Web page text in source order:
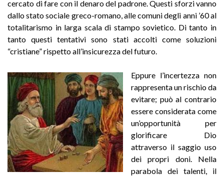
cercato di fare con il denaro del padrone. Questi sforzi vanno
dallo stato sociale greco-romano, alle comuni degli anni ’60 al
totalitarismo in larga scala di stampo sovietico. Di tanto in
tanto questi tentativi sono stati accolti come soluzioni
“cristiane” rispetto all’insicurezza del futuro.
Eppure l’incertezza non
rappresenta un rischio da
evitare; può al contrario
essere considerata come
un’opportunità per
glorificare Dio
attraverso il saggio uso
dei propri doni. Nella
parabola dei talenti, il